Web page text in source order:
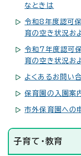
なときは
令和8年度認可保
育の空き状況お
令和7年度認可保
育の空き状況お
よくあるお問い
保育園の入園案
市外保育園への
子育て・教育